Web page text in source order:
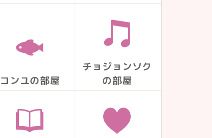
コンユの部屋
チョジョンソク
の部屋